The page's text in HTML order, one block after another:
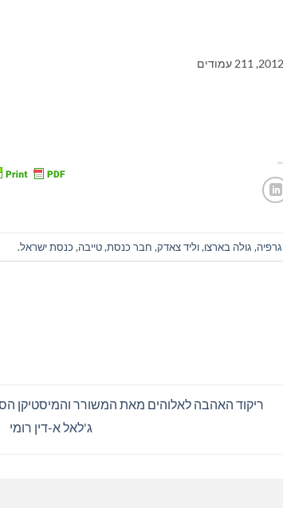
, גולה בארצו,וליד צאדק, חבר כנסת,טייבה, כנסת ישראל.
ריקוד האהבה לאלוהים מאת המשורר והמיסטיקן
ג'לאל א-דין רומי